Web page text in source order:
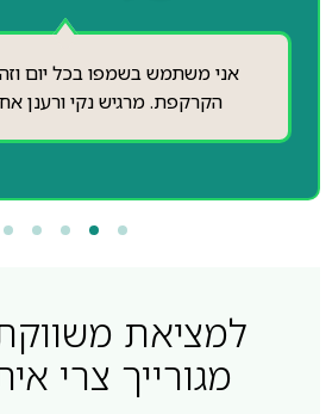
אני משתמש בשמפו בכל יום
הקרקפת. מרגיש נקי ורענן
למציאת
מגורייך צרי